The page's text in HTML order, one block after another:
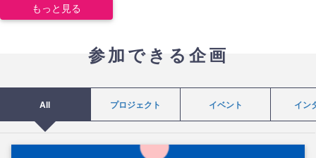
もっと見る
参加できる企画
All プロジェクト イベント イン